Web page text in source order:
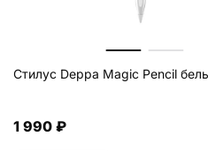
Стилус Deppa Magic Pencil
1 990 ₽